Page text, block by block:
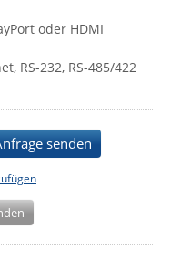
oder HDMI
RS-232, RS-485/422
senden